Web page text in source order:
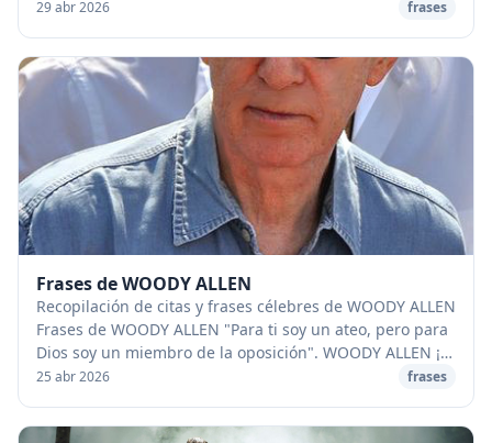
transmitida a través de los años seguro que ayud...
29 abr 2026 frases
Frases de WOODY ALLEN
Recopilación de citas y frases célebres de WOODY ALLEN
Frases de WOODY ALLEN "Para ti soy un ateo, pero para
Dios soy un miembro de la oposición". WOODY ALLEN ¡Si
solo Dios me hiciera una simple señal...
25 abr 2026 frases